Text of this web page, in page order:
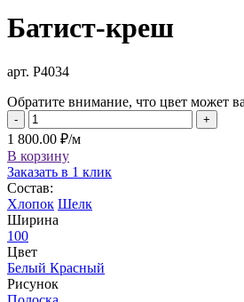
Батист-креш
арт. Р4034
Обратите внимание, что цвет может
- +
1 800.00 ₽/м
В корзину
Заказать в 1 клик
Состав:
Хлопок Шелк
Ширина
100
Цвет
Белый Красный
Рисунок